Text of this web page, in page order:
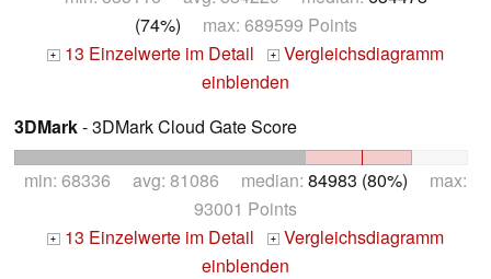
(74%) max: 689599 Points
+ 13 Einzelwerte im Detail +
Vergleichsdiagramm
einblenden
3DMark- 3DMark Cloud Gate Score
min: 68336 avg: 81086 median: 84983 (80%) max:
93001 Points
+ 13 Einzelwerte im Detail +
Vergleichsdiagramm
einblenden